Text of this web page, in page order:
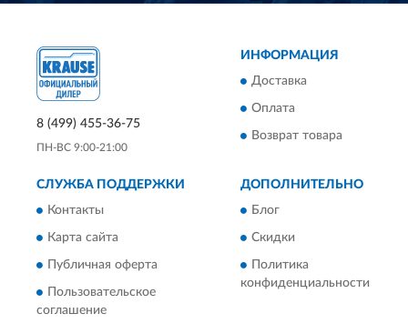
8 (499) 455-36-75
ПН-ВС 9:00-21:00
ИНФОРМАЦИЯ
Доставка
Оплата
Возврат товара
СЛУЖБА ПОДДЕРЖКИ
Контакты
Карта сайта
Публичная оферта
Пользовательское
соглашение
ДОПОЛНИТЕЛЬНО
Блог
Скидки
Политика
конфиденциальности